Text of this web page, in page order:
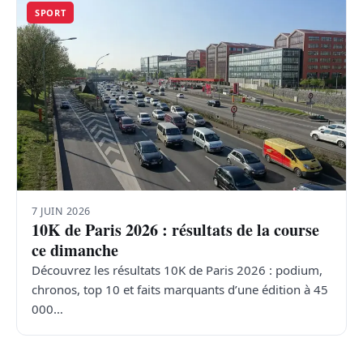
SPORT
7 JUIN 2026
10K de Paris 2026 : résultats de la course
ce dimanche
Découvrez les résultats 10K de Paris 2026 : podium,
chronos, top 10 et faits marquants d’une édition à 45
000…